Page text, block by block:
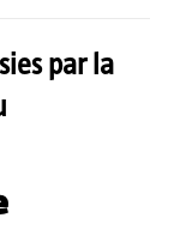
par la